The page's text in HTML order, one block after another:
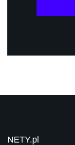
NETY.pl